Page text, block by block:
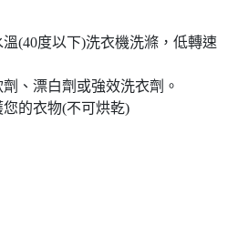
(40度以下)洗衣機洗滌，低轉速
、漂白劑或強效洗衣劑。
您的衣物(不可烘乾)